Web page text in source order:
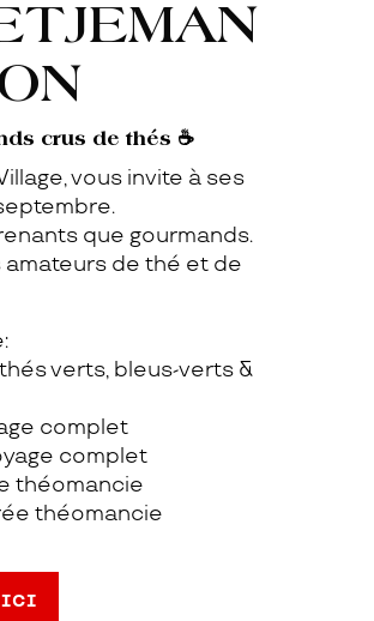
crus de thés ☕️
vous invite à ses
que gourmands.
amateurs de thé et de
verts, bleus-verts &
complet
complet
théomancie
théomancie
ICI